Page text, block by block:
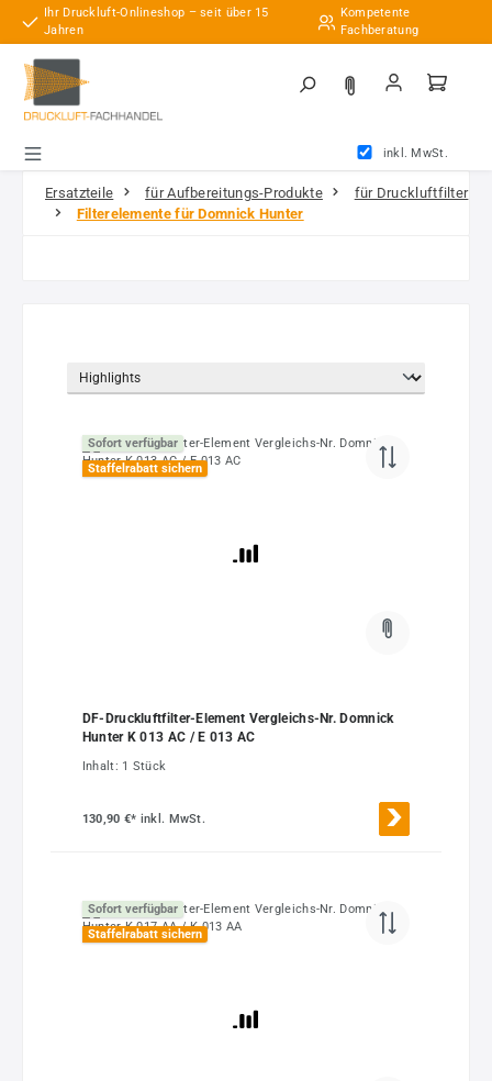
Zum Hauptinhalt springen
Ihr Druckluft-Onlineshop – seit über 15
Jahren
Kompetente
Fachberatung
inkl. MwSt.
Ersatzteile für Aufbereitungs-Produkte
für Druckluftfilter
Filterelemente für Domnick Hunter
Sofort verfügbar
Staffelrabatt sichern
DF-Druckluftfilter-Element Vergleichs-Nr. Domnick
Hunter K 013 AC / E 013 AC
Inhalt: 1 Stück
130,90 €* inkl. MwSt.
Sofort verfügbar
Staffelrabatt sichern